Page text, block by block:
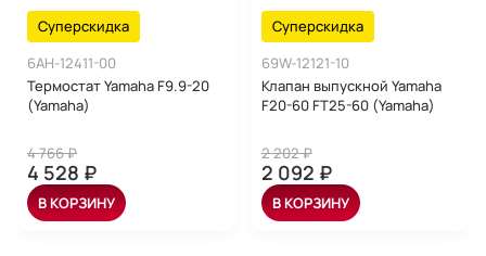
Суперскидка
6AH-12411-00
Термостат Yamaha F9.9-20
(Yamaha)
4 766 ₽
4 528 ₽
В КОРЗИНУ
Суперскидка
69W-12121-10
Клапан выпускной Yamaha
F20-60 FT25-60 (Yamaha)
2 202 ₽
2 092 ₽
В КОРЗИНУ